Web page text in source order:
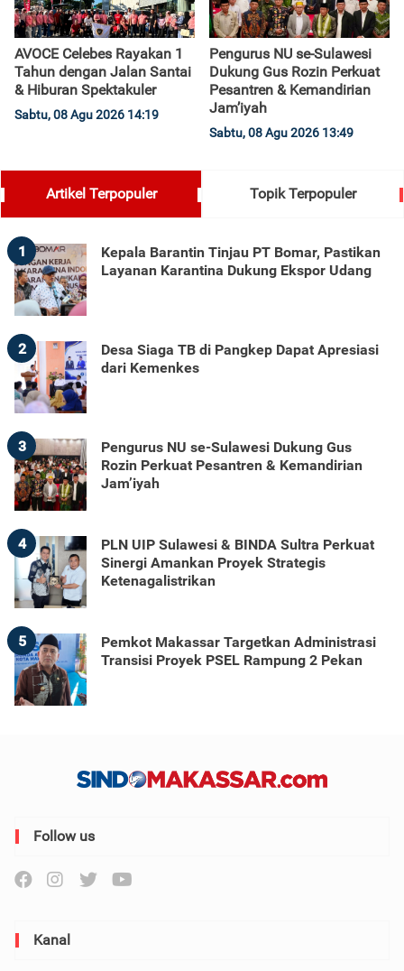
AVOCE Celebes Rayakan 1
Tahun dengan Jalan Santai
& Hiburan Spektakuler
Sabtu, 08 Agu 2026 14:19
Pengurus NU se-Sulawesi
Dukung Gus Rozin Perkuat
Pesantren & Kemandirian
Jam’iyah
Sabtu, 08 Agu 2026 13:49
Artikel Terpopuler Topik Terpopuler
1
Kepala Barantin Tinjau PT Bomar, Pastikan
Layanan Karantina Dukung Ekspor Udang
2
Desa Siaga TB di Pangkep Dapat Apresiasi
dari Kemenkes
3
Pengurus NU se-Sulawesi Dukung Gus
Rozin Perkuat Pesantren & Kemandirian
Jam’iyah
4
PLN UIP Sulawesi & BINDA Sultra Perkuat
Sinergi Amankan Proyek Strategis
Ketenagalistrikan
5
Pemkot Makassar Targetkan Administrasi
Transisi Proyek PSEL Rampung 2 Pekan
Follow us
Kanal